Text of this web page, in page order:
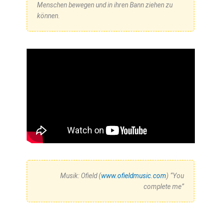
Menschen bewegen und in ihren Bann ziehen zu
können.
Musik: Ofield (www.ofieldmusic.com) “You
complete me”